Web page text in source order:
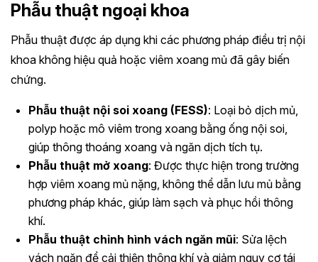
Phẫu thuật ngoại khoa
Phẫu thuật được áp dụng khi các phương pháp điều trị nội
khoa không hiệu quả hoặc viêm xoang mủ đã gây biến
chứng.
Phẫu thuật nội soi xoang (FESS): Loại bỏ dịch mủ,
polyp hoặc mô viêm trong xoang bằng ống nội soi,
giúp thông thoáng xoang và ngăn dịch tích tụ.
Phẫu thuật mở xoang: Được thực hiện trong trường
hợp viêm xoang mủ nặng, không thể dẫn lưu mủ bằng
phương pháp khác, giúp làm sạch và phục hồi thông
khí.
Phẫu thuật chỉnh hình vách ngăn mũi: Sửa lệch
vách ngăn để cải thiện thông khí và giảm nguy cơ tái